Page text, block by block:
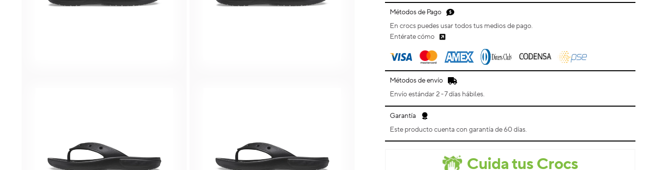
Métodos de Pago
En crocs puedes usar todos tus medios de pago.
Entérate cómo
Métodos de envío
Envío estándar 2 - 7 días hábiles.
Garantía
Este producto cuenta con garantía de 60 días.
Cuida tus Crocs